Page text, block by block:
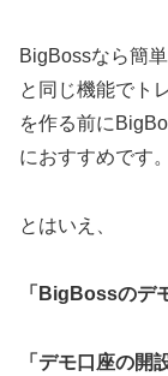
BigBossなら簡
と同じ機能でト
を作る前に
におすすめです。
とはいえ、
「BigBossのデ
「デモ口座の開